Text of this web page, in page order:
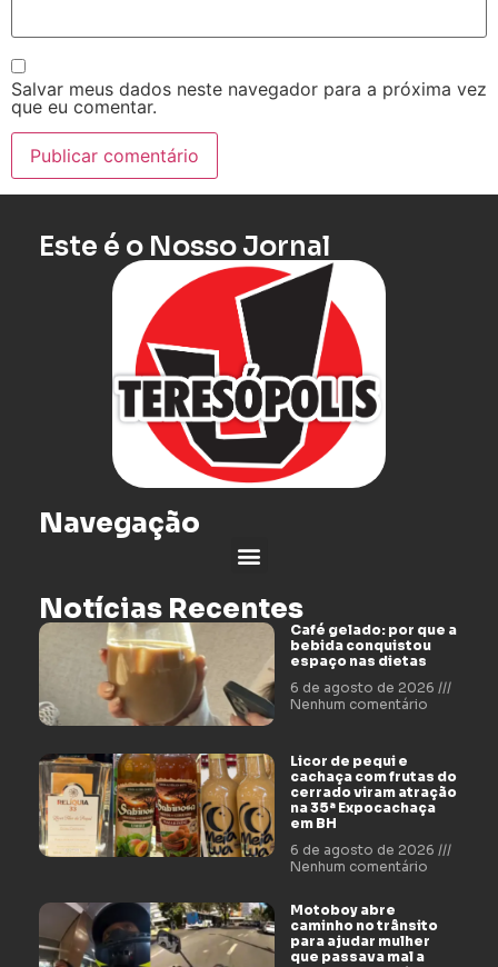
Salvar meus dados neste navegador para a próxima vez
que eu comentar.
Este é o Nosso Jornal
Navegação
Notícias Recentes
Café gelado: por que a
bebida conquistou
espaço nas dietas
6 de agosto de 2026
Nenhum comentário
Licor de pequi e
cachaça com frutas do
cerrado viram atração
na 35ª Expocachaça
em BH
6 de agosto de 2026
Nenhum comentário
Motoboy abre
caminho no trânsito
para ajudar mulher
que passava mal a